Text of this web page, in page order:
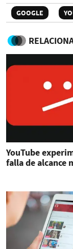
GOOGLE
YouTube
falla de alcance